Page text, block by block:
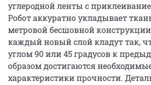
углеродной ленты с
Робот аккуратно укладывает
метровой бесшовной
каждый новый слой кладут так,
углом 90 или 45 градусов к
образом достигаются
характеристики прочности.